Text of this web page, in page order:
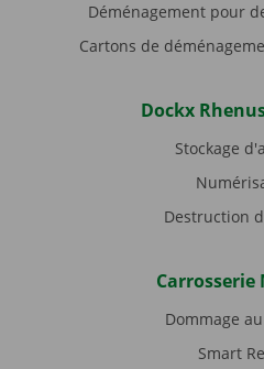
Déménagement pour
Cartons de
Dockx
Stockage
Destruction
Dommage
Smart